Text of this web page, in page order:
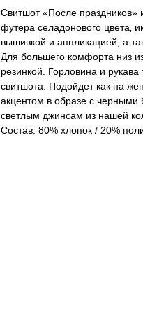
Свитшот «После
футера селадонового цвета‚
вышивкой и аппликацией, а
Для большего комфорта низ
резинкой. Горловина и
свитшота. Подойдет как на
акцентом в образе с черными
светлым джинсам из нашей
Состав: 80% хлопок / 20%